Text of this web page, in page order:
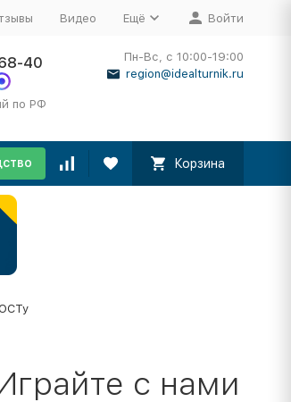
Видео Ещё Войти
40
по РФ
Пн-Вс, с 10:00-19:00
region@idealturnik.ru
Корзина
с нами